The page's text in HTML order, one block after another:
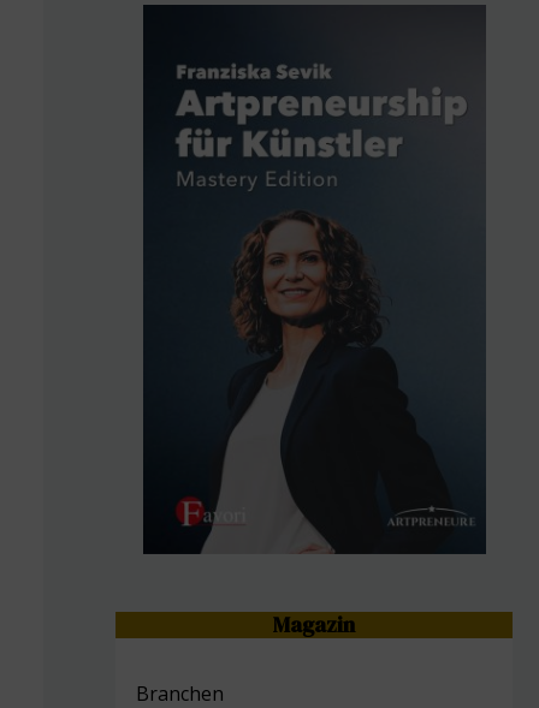
Magazin
Branchen